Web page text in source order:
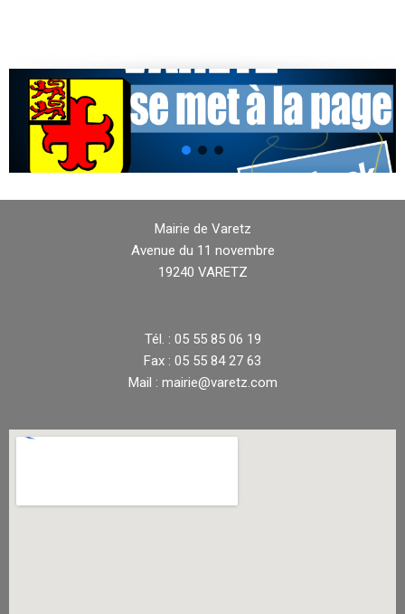
Mairie de Varetz
Avenue du 11 novembre
19240 VARETZ
Tél. : 05 55 85 06 19
Fax : 05 55 84 27 63
Mail : mairie@varetz.com